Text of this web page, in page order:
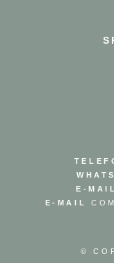
E-MAIL
E-MAIL
©